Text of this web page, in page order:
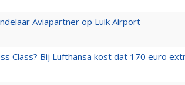
Aviapartner op Luik Airport
Class? Bij Lufthansa kost dat 170 euro